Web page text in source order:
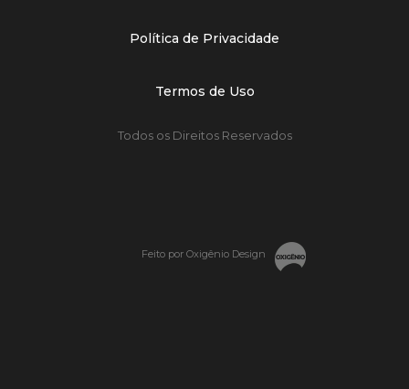
Política de Privacidade
Termos de Uso
Todos os Direitos Reservados
Feito por Oxigênio Design